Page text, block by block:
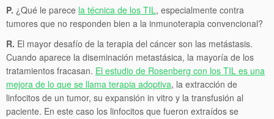
P. ¿Qué le parece la técnica de los TIL, especialmente contra
tumores que no responden bien a la inmunoterapia convencional?
R. El mayor desafío de la terapia del cáncer son las metástasis.
Cuando aparece la diseminación metastásica, la mayoría de los
tratamientos fracasan. El estudio de Rosenberg con los TIL es una
mejora de lo que se llama terapia adoptiva, la extracción de
linfocitos de un tumor, su expansión in vitro y la transfusión al
paciente. En este caso los linfocitos que fueron extraídos se